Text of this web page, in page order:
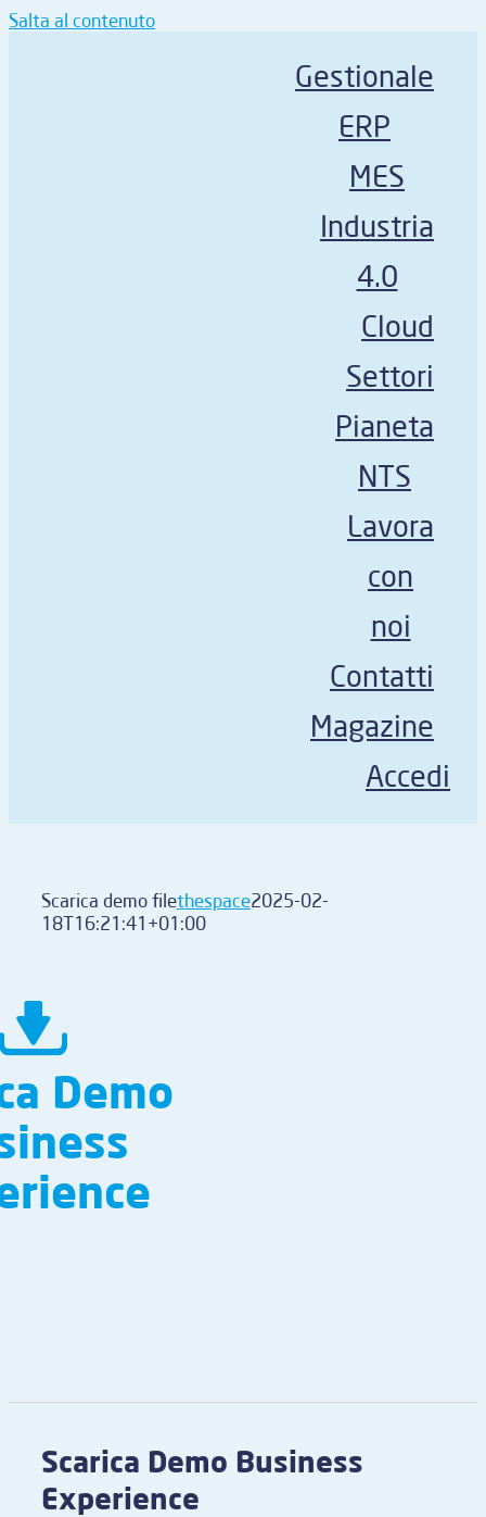
Salta al contenuto
Gestionale
ERP
MES
Industria
4.0
Cloud
Settori
Pianeta
NTS
Lavora
con
noi
Contatti
Magazine
Accedi
Scarica demo filethespace2025-02-
18T16:21:41+01:00
Demo
Scarica Demo Business
Experience